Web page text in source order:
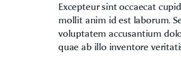
Excepteur sint occaecat
mollit anim id est laborum.
voluptatem accusantium
quae ab illo inventore